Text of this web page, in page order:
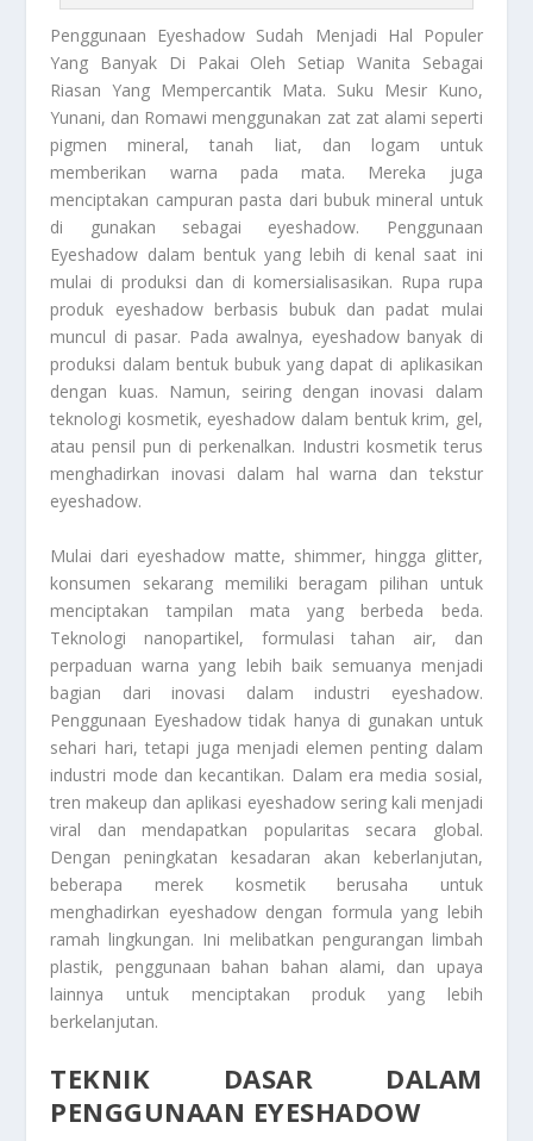
Penggunaan Eyeshadow Sudah Menjadi Hal Populer
Yang Banyak Di Pakai Oleh Setiap Wanita Sebagai
Riasan Yang Mempercantik Mata. Suku Mesir Kuno,
Yunani, dan Romawi menggunakan zat zat alami seperti
pigmen mineral, tanah liat, dan logam untuk
memberikan warna pada mata. Mereka juga
menciptakan campuran pasta dari bubuk mineral untuk
di gunakan sebagai eyeshadow.
Penggunaan
Eyeshadow dalam bentuk yang lebih di kenal saat ini
mulai di produksi dan di komersialisasikan. Rupa rupa
produk eyeshadow berbasis bubuk dan padat mulai
muncul di pasar. Pada awalnya, eyeshadow banyak di
produksi dalam bentuk bubuk yang dapat di aplikasikan
dengan kuas. Namun, seiring dengan inovasi dalam
teknologi kosmetik, eyeshadow dalam bentuk krim, gel,
atau pensil pun di perkenalkan. Industri kosmetik terus
menghadirkan inovasi dalam hal warna dan tekstur
eyeshadow.
Mulai dari eyeshadow matte, shimmer, hingga glitter,
konsumen sekarang memiliki beragam pilihan untuk
menciptakan tampilan mata yang berbeda beda.
Teknologi nanopartikel, formulasi tahan air, dan
perpaduan warna yang lebih baik semuanya menjadi
bagian dari inovasi dalam industri eyeshadow.
Penggunaan Eyeshadow tidak hanya di gunakan untuk
sehari hari, tetapi juga menjadi elemen penting dalam
industri mode dan kecantikan. Dalam era media sosial,
tren makeup dan aplikasi eyeshadow sering kali menjadi
viral dan mendapatkan popularitas secara global.
Dengan peningkatan kesadaran akan keberlanjutan,
beberapa merek kosmetik berusaha untuk
menghadirkan eyeshadow dengan formula yang lebih
ramah lingkungan. Ini melibatkan pengurangan limbah
plastik, penggunaan bahan bahan alami, dan upaya
lainnya untuk menciptakan produk yang lebih
berkelanjutan.
TEKNIK DASAR DALAM
PENGGUNAAN EYESHADOW